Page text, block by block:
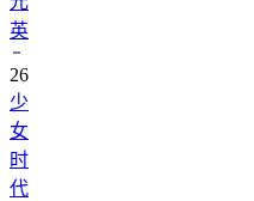
26
少
女
时
代
27